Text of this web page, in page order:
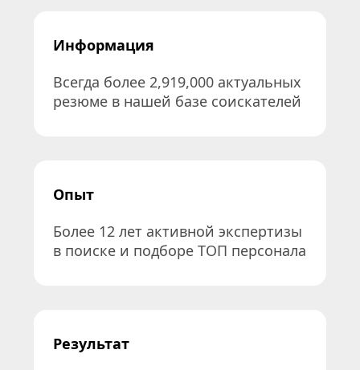
Информация
Всегда более 2,919,000 актуальных
резюме в нашей базе соискателей
Опыт
Более 12 лет активной экспертизы
в поиске и подборе ТОП персонала
Результат